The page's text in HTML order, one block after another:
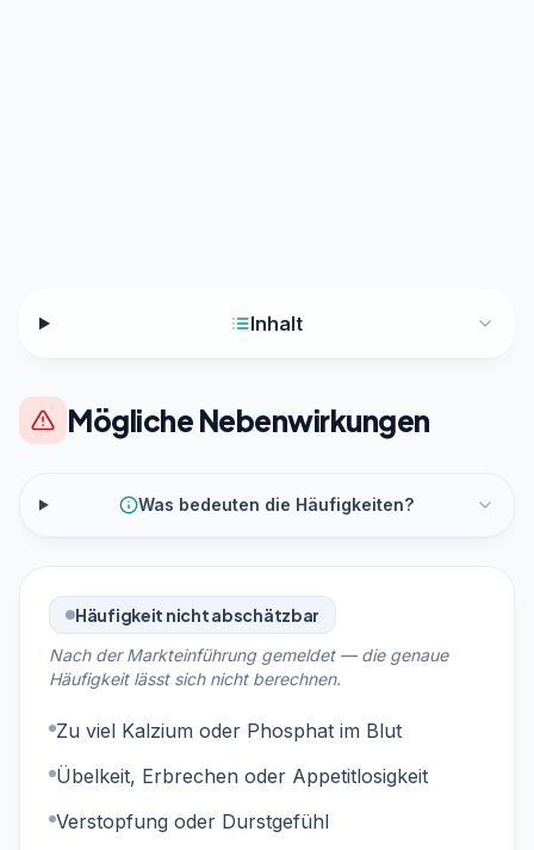
Inhalt
Mögliche Nebenwirkungen
Was bedeuten die Häufigkeiten?
Häufigkeit nicht abschätzbar
Nach der Markteinführung gemeldet — die genaue
Häufigkeit lässt sich nicht berechnen.
Zu viel Kalzium oder Phosphat im Blut
Übelkeit, Erbrechen oder Appetitlosigkeit
Verstopfung oder Durstgefühl